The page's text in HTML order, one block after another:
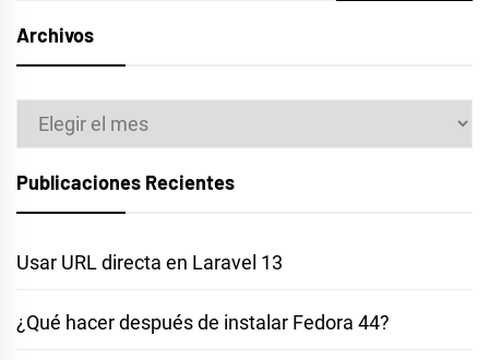
Archivos
Archivos
Publicaciones Recientes
Usar URL directa en Laravel 13
¿Qué hacer después de instalar Fedora 44?